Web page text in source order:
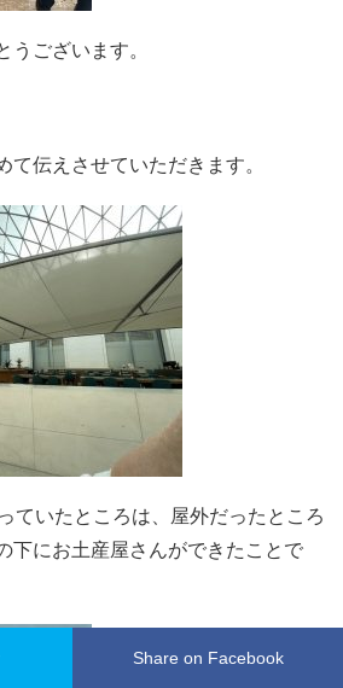
うございます。
て伝えさせていただきます。
ていたところは、屋外だったところ
下にお土産屋さんができたことで
Share on Facebook